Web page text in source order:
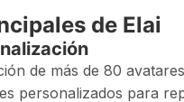
de Elai
de más de 80
personalizados para